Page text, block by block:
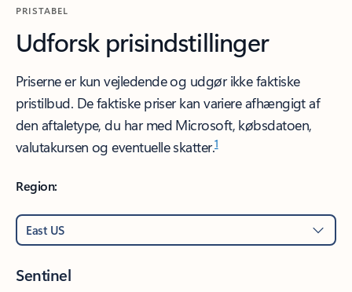
PRISTABEL
Udforsk prisindstillinger
Priserne er kun vejledende og udgør ikke faktiske
pristilbud. De faktiske priser kan variere afhængigt af
den aftaletype, du har med Microsoft, købsdatoen,
valutakursen og eventuelle skatter.1
Region: